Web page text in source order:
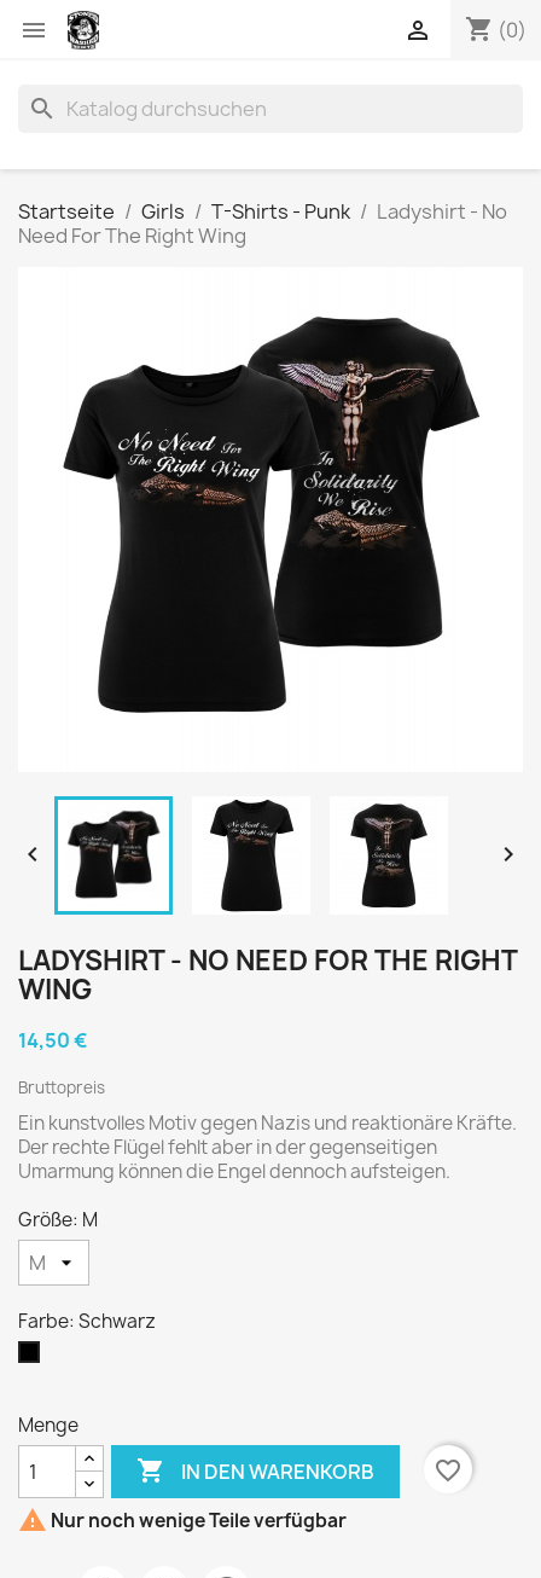
 shopping_cart (0)

search
Startseite Girls T-Shirts - Punk
Ladyshirt - No
Need For The Right Wing
 
LADYSHIRT - NO NEED FOR THE RIGHT
WING
14,50 €
Bruttopreis
Ein kunstvolles Motiv gegen Nazis und reaktionäre Kräfte.
Der rechte Flügel fehlt aber in der gegenseitigen
Umarmung können die Engel dennoch aufsteigen.
Größe: M
Farbe: Schwarz
Menge
 IN DEN WARENKORB
favorite_border
 Nur noch wenige Teile verfügbar